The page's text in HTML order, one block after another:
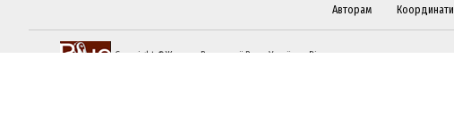
Авторам Координати
Copyright ©Журнал Верховної Ради України «Віче»